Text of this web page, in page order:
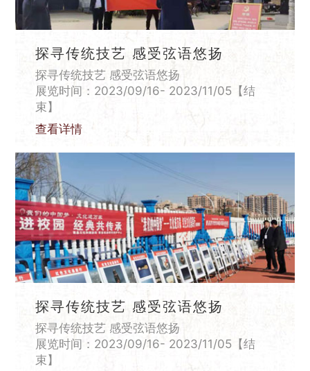
探寻传统技艺 感受弦语悠扬
探寻传统技艺 感受弦语悠扬
展览时间：2023/09/16- 2023/11/05【结
束】
查看详情
探寻传统技艺 感受弦语悠扬
探寻传统技艺 感受弦语悠扬
展览时间：2023/09/16- 2023/11/05【结
束】